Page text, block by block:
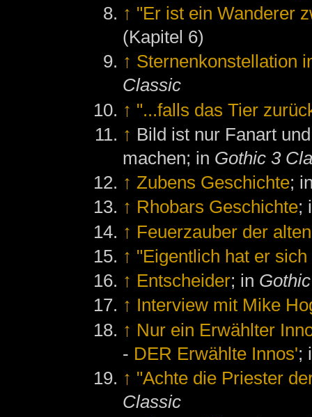
↑ "Er ist ein Wanderer
(Kapitel 6)
↑ Sternenkonstellation
Classic
↑ "...falls das Tier
↑ Bild ist nur Fanart
machen; in Gothic 3
↑ Zubens Geschichte;
↑ Rhobars Geschichte;
↑ Feuerzauber der
↑ "Eigentlich hat er
↑ Entscheider; in
↑ Interview mit Mike
↑ Nur ein Erwählter
- DER Erwählte Innos';
↑ "Achte die Priester
Classic